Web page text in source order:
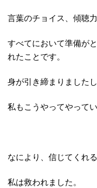
言葉のチョイス、傾聴
すべてにおいて準備が
れたことです。
身が引き締まりましたし
私もこうやってやって
なにより、信じてくれる
私は救われました。